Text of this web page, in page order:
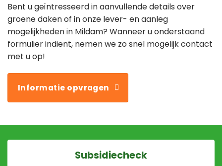
Bent u geïntresseerd in aanvullende details over
groene daken of in onze lever- en aanleg
mogelijkheden in Mildam? Wanneer u onderstaand
formulier indient, nemen we zo snel mogelijk contact
met u op!
Informatie opvragen
Subsidiecheck